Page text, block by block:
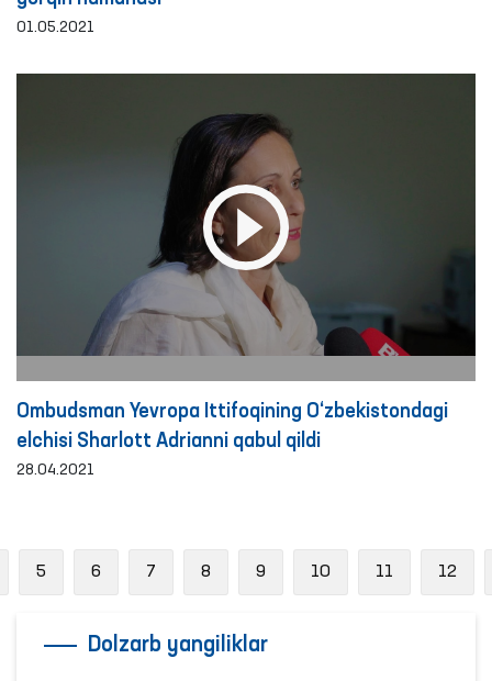
01.05.2021
Ombudsman Yevropa Ittifoqining O‘zbekistondagi
elchisi Sharlott Adrianni qabul qildi
28.04.2021
5 6 7 8 9 10 11 12
Dolzarb yangiliklar